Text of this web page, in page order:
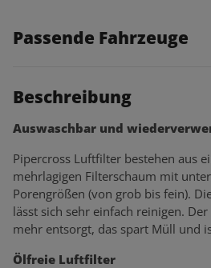
Passende Fahrzeuge
Beschreibung
Auswaschbar und
Pipercross Luftfilter bestehen aus
mehrlagigen Filterschaum mit
Porengrößen (von grob bis fein).
lässt sich sehr einfach reinigen.
mehr entsorgt, das spart Müll und
Ölfreie Luftfilter